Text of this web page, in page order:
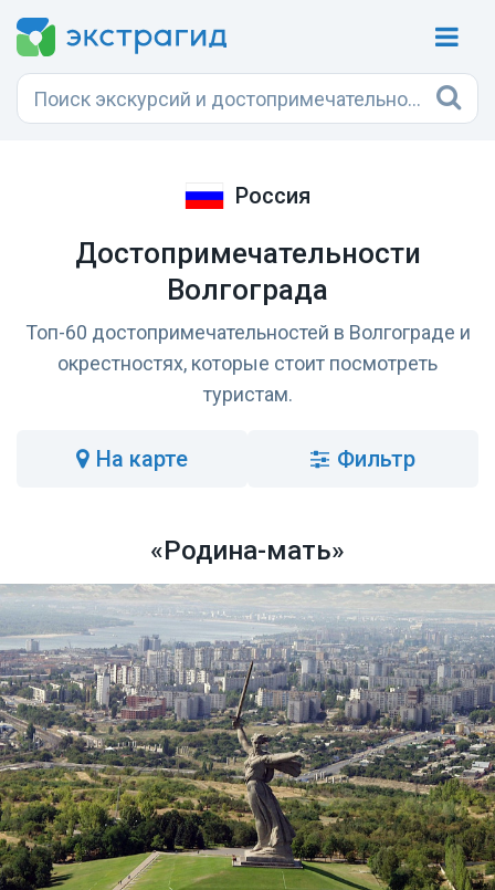
Россия
Достопримечательности
Волгограда
Топ-60 достопримечательностей в Волгограде и
окрестностях, которые стоит посмотреть
туристам.
на карте Фильтр
«Родина-мать»